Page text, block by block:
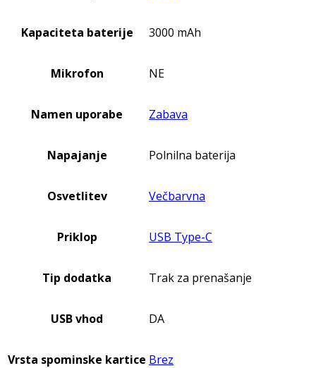
Kapaciteta baterije 3000 mAh
Mikrofon NE
Namen uporabe Zabava
Napajanje Polnilna baterija
Osvetlitev Večbarvna
Priklop USB Type-C
Tip dodatka Trak za prenašanje
USB vhod DA
Vrsta spominske kartice Brez